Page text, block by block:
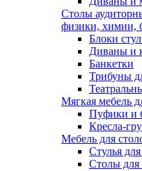
Столы
физики, химии,
Блоки
Диваны и
Банкетки
Трибуны
Мягкая мебель
Пуфики и
Кресла-
Мебель для
Cтулья
Cтолы для